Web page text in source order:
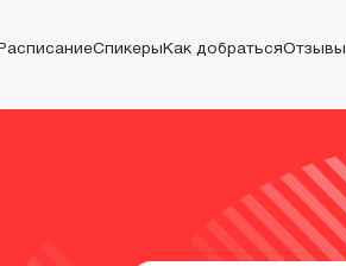
РасписаниеСпикеры Как добратьсяОтзывы
СпикерыКак добратьсяОтзывы